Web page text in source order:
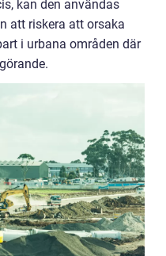
kan den användas
att riskera att orsaka
i urbana områden där